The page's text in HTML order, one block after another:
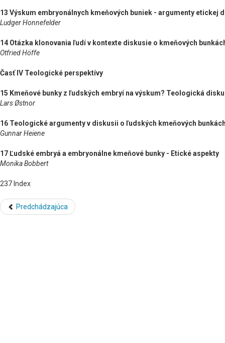
13 Výskum embryonálnych kmeňových buniek - argumenty etickej
Ludger Honnefelder
14 Otázka klonovania ľudí v kontexte diskusie o kmeňových
Otfried Höffe
Časť IV Teologické perspektívy
15 Kmeňové bunky z ľudských embryí na výskum? Teologická
Lars Østnor
16 Teologické argumenty v diskusii o ľudských kmeňových
Gunnar Heiene
17 Ľudské embryá a embryonálne kmeňové bunky - Etické aspekty
Monika Bobbert
237 Index
Predchádzajúca